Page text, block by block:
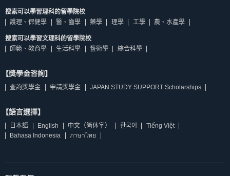
搜索可以學習理科的留學院校
護理、保健學
醫、齒學 藥學 理學 工學 農、水產學
搜索可以學習文理科的留學院校
師範、教育學
生活科學 藝術學 綜合科學
【獎學金咨詢】
查詢獎學金 申請獎學金 JAPAN STUDY SUPPORT Scholarships
【語言選擇】
日本語 English 中文（简体字） 한국어
Tiếng Việt
Bahasa Indonesia
ภาษาไทย